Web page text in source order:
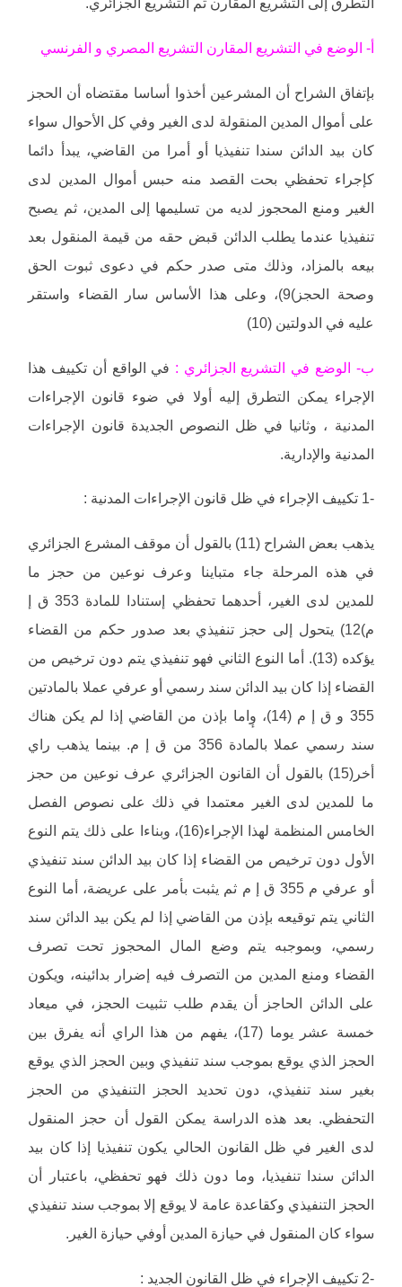
أ- الوضع في التشريع المقارن التشريع المصري و الفرنسي
بإتفاق الشراح أن المشرعين أخذوا أساسا مقتضاه أن الحجز
على أموال المدين المنقولة لدى الغير وفي كل الأحوال سواء
كان بيد الدائن سندا تنفيذيا أو أمرا من القاضي، يبدأ دائما
كإجراء تحفظي بحت القصد منه حبس أموال المدين لدى
الغير ومنع المحجوز لديه من تسليمها إلى المدين، ثم يصبح
تنفيذيا عندما يطلب الدائن قبض حقه من قيمة المنقول بعد
بيعه بالمزاد، وذلك متى صدر حكم في دعوى ثبوت الحق
وصحة الحجز)9)، وعلى هذا الأساس سار القضاء واستقر
عليه في الدولتين (10)
ب- الوضع في التشريع الجزائري : في الواقع أن تكييف هذا
الإجراء يمكن التطرق إليه أولا في ضوء قانون الإجراءات
المدنية ، وثانيا في ظل النصوص الجديدة قانون الإجراءات
المدنية والإدارية.
-1 تكييف الإجراء في ظل قانون الإجراءات المدنية :
يذهب بعض الشراح (11) بالقول أن موقف المشرع الجزائري
في هذه المرحلة جاء متباينا وعرف نوعين من حجز ما
للمدين لدى الغير، أحدهما تحفظي إستنادا للمادة 353 ق إ
م)12) يتحول إلى حجز تنفيذي بعد صدور حكم من القضاء
يؤكده (13). أما النوع الثاني فهو تنفيذي يتم دون ترخيص من
القضاء إذا كان بيد الدائن سند رسمي أو عرفي عملا بالمادتين
355 و ق إ م (14)، وٕاما بإذن من القاضي إذا لم يكن هناك
سند رسمي عملا بالمادة 356 من ق إ م. بينما يذهب راي
أخر(15) بالقول أن القانون الجزائري عرف نوعين من حجز
ما للمدين لدى الغير معتمدا في ذلك على نصوص الفصل
الخامس المنظمة لهذا الإجراء(16)، وبناءا على ذلك يتم النوع
الأول دون ترخيص من القضاء إذا كان بيد الدائن سند تنفيذي
أو عرفي م 355 ق إ م ثم يثبت بأمر على عريضة، أما النوع
الثاني يتم توقيعه بإذن من القاضي إذا لم يكن بيد الدائن سند
رسمي، وبموجبه يتم وضع المال المحجوز تحت تصرف
القضاء ومنع المدين من التصرف فيه إضرار بدائينه، ويكون
على الدائن الحاجز أن يقدم طلب تثبيت الحجز، في ميعاد
خمسة عشر يوما (17)، يفهم من هذا الراي أنه يفرق بين
الحجز الذي يوقع بموجب سند تنفيذي وبين الحجز الذي يوقع
بغير سند تنفيذي، دون تحديد الحجز التنفيذي من الحجز
التحفظي. بعد هذه الدراسة يمكن القول أن حجز المنقول
لدى الغير في ظل القانون الحالي يكون تنفيذيا إذا كان بيد
الدائن سندا تنفيذيا، وما دون ذلك فهو تحفظي، باعتبار أن
الحجز التنفيذي وكقاعدة عامة لا يوقع إلا بموجب سند تنفيذي
سواء كان المنقول في حيازة المدين أوفي حيازة الغير.
-2 تكييف الإجراء في ظل القانون الجديد :